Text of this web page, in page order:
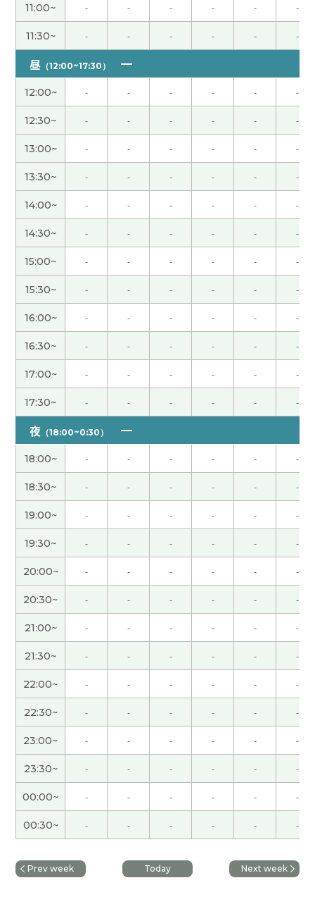
谢谢老师，每次和您见面都很开心。很期待上下次
你的课。
谢谢，一直用容易理解的话上课。我每次很期待上
你的课。下次见!
谢谢您给我上课。谢谢您每次帮我写我不懂的单
字，拼音。每次跟您一起上课很开心。明天晚上有
跨年演唱会，后天欢迎2025年吧。祝您新年快乐，
身体健康，心想事成～！那明年也请多多关照，期
待下次再见，谢谢！
谢谢, 一直用容易理解的话上课。我每次很期待上你
的课。
谢谢你，一直用容易理解的话上课。
谢谢你，我每次很期待上你的课。下次见。
谢谢老师 我想试一试考HSK 如果可以预约了我想问
一问 那下次见( 男性 )
谢谢，一直用容易理解的话上课。我每次很期待上
你的课。
今天上课谢谢你。很期待上下次你的课!
今天上课谢谢你。很期待上下次你的课!
谢谢老师。一直用容易理解的话上课。我每次很期
待上你的课。
谢谢老师。一直用容易理解的话上课。我每次很期
待上你的课。
谢谢老师 下次见 ( 男性 )
谢谢老师，每次都开心。我期待下次上课。下次
见！
谢谢您给我上课。谢谢您帮我写不懂的生词，拼
音。我要继续努力努力吧。现在红叶的季节，希望
有机会您来看看日本的红叶～ 那期待下次再见，谢
谢！( 男性 )
非常感谢。 我期待下次上你的课。
谢谢老师 今天也很开心了！下次再聊！ ( 男性 )
11:00~ - - - - - -
11:30~ - - - - - -
昼 （12:00~17:30）
12:00~ - - - - - -
12:30~ - - - - - -
13:00~ - - - - - -
13:30~ - - - - - -
14:00~ - - - - - -
14:30~ - - - - - -
15:00~ - - - - - -
15:30~ - - - - - -
16:00~ - - - - - -
16:30~ - - - - - -
17:00~ - - - - - -
17:30~ - - - - - -
夜 （18:00~0:30）
18:00~ - - - - - -
18:30~ - - - - - -
19:00~ - - - - - -
19:30~ - - - - - -
20:00~ - - - - - -
20:30~ - - - - - -
21:00~ - - - - - -
21:30~ - - - - - -
22:00~ - - - - - -
22:30~ - - - - - -
23:00~ - - - - - -
23:30~ - - - - - -
00:00~ - - - - - -
00:30~ - - - - - -
Prev week Today Next week